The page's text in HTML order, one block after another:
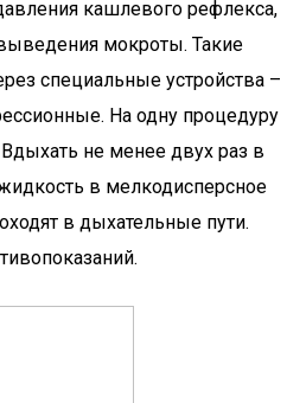
кашлевого рефлекса,
мокроты. Такие
специальные устройства –
На одну процедуру
не менее двух раз в
в мелкодисперсное
в дыхательные пути.